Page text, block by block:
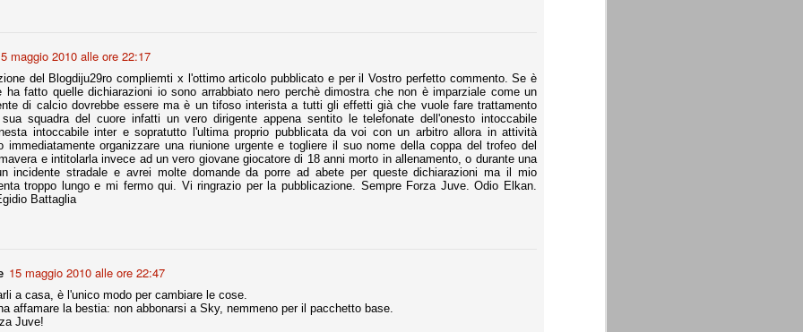
maggio 2010 alle ore 22:17
del Blogdiju29ro compliemti x l'ottimo articolo pubblicato e per il Vostro perfetto commento. Se è
ha fatto quelle dichiarazioni io sono arrabbiato nero perchè dimostra che non è imparziale come un
di calcio dovrebbe essere ma è un tifoso interista a tutti gli effetti già che vuole fare trattamento
squadra del cuore infatti un vero dirigente appena sentito le telefonate dell'onesto intoccabile
intoccabile inter e sopratutto l'ultima proprio pubblicata da voi con un arbitro allora in attività
immediatamente organizzare una riunione urgente e togliere il suo nome della coppa del trofeo del
e intitolarla invece ad un vero giovane giocatore di 18 anni morto in allenamento, o durante una
incidente stradale e avrei molte domande da porre ad abete per queste dichiarazioni ma il mio
troppo lungo e mi fermo qui. Vi ringrazio per la pubblicazione. Sempre Forza Juve. Odio Elkan.
Battaglia
15 maggio 2010 alle ore 22:47
a casa, è l'unico modo per cambiare le cose.
affamare la bestia: non abbonarsi a Sky, nemmeno per il pacchetto base.
Juve!
che ognuno tiri l'acqua al suo mulino e difenda strenuamente il
Teramo, l'ingiustizia sportiva
Nei giorni scorsi abbiamo ricevuto alcuni messaggi di amici
teramani, che ci chiedevano spazio per la loro vicenda, al limite
Ce ne occupiamo volentieri.
le incongruenze emerse negli scorsi anni nello scandalo del
con le assurde accuse a Pepe e Bonucci, e la
situazione di Conte, oltre ai tanti altri tirati in ballo solo da
di terze parti (senza riscontri oggettivi), ora si punta il dito
il Teramo.
ha conseguito il suo ottavo successo nelle 19 competizioni
e tre secondi posti in 19 competizioni: risultati impressionanti, da
negli ultimi 13 mesi, sono stati ottenuti (in 5 competizioni) 3